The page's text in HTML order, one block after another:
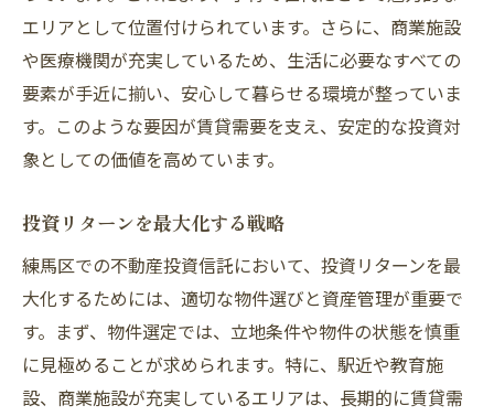
エリアとして位置付けられています。さらに、商業施設
や医療機関が充実しているため、生活に必要なすべての
要素が手近に揃い、安心して暮らせる環境が整っていま
す。このような要因が賃貸需要を支え、安定的な投資対
象としての価値を高めています。
投資リターンを最大化する戦略
練馬区での不動産投資信託において、投資リターンを最
大化するためには、適切な物件選びと資産管理が重要で
す。まず、物件選定では、立地条件や物件の状態を慎重
に見極めることが求められます。特に、駅近や教育施
設、商業施設が充実しているエリアは、長期的に賃貸需